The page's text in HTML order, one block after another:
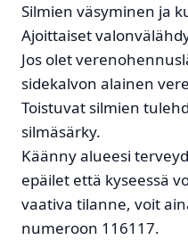
Silmien väsyminen ja
Ajoittaiset
Jos olet
sidekalvon alainen
Toistuvat silmien
silmäsärky.
Käänny alueesi
epäilet että kyseessä
vaativa tilanne, voit
numeroon 116117.